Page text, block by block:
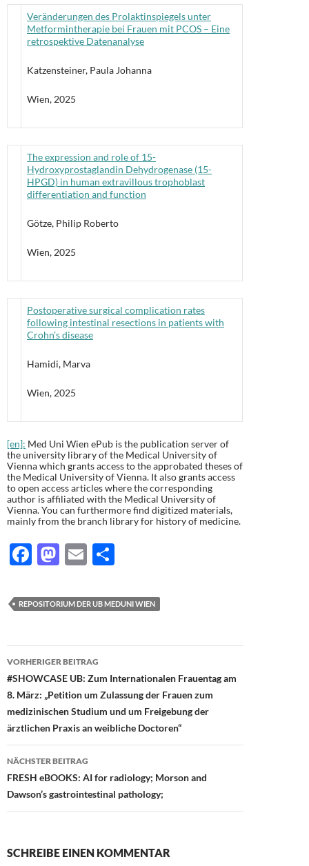
Veränderungen des Prolaktinspiegels unter
Metformintherapie bei Frauen mit PCOS – Eine
retrospektive Datenanalyse
Katzensteiner, Paula Johanna
Wien, 2025
The expression and role of 15-
Hydroxyprostaglandin Dehydrogenase (15-
HPGD) in human extravillous trophoblast
differentiation and function
Götze, Philip Roberto
Wien, 2025
Postoperative surgical complication rates
following intestinal resections in patients with
Crohn’s disease
Hamidi, Marva
Wien, 2025
[en]: Med Uni Wien ePub is the publication server of
the university library of the Medical University of
Vienna which grants access to the approbated theses of
the Medical University of Vienna. It also grants access
to open access articles where the corresponding
author is affiliated with the Medical University of
Vienna. You can furthermore find digitized materials,
mainly from the branch library for history of medicine.
F
e
o
o
k
M
to
o
n
E
ail le
REPOSITORIUM DER UB MEDUNI WIEN
Beitragsnavigation
VORHERIGER BEITRAG
#SHOWCASE UB: Zum Internationalen Frauentag am
8. März: „Petition um Zulassung der Frauen zum
medizinischen Studium und um Freigebung der
ärztlichen Praxis an weibliche Doctoren“
NÄCHSTER BEITRAG
FRESH eBOOKS: AI for radiology; Morson and
Dawson’s gastrointestinal pathology;
SCHREIBE EINEN KOMMENTAR